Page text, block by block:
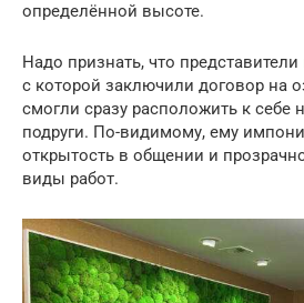
определённой высоте.
Надо признать, что представители
с которой заключили договор на
смогли сразу расположить к себе
подруги. По-видимому, ему
открытость в общении и
виды работ.